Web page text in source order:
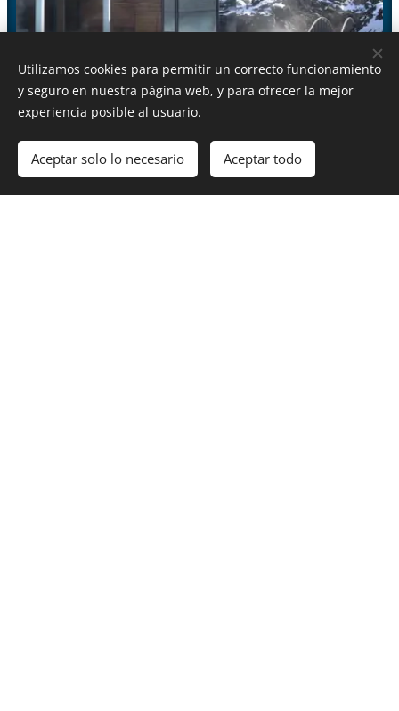
THE RETREAT AT BLUE LAGOON
Utilizamos cookies para permitir un correcto funcionamiento
y seguro en nuestra página web, y para ofrecer la mejor
experiencia posible al usuario.
Aceptar solo lo necesario Aceptar todo